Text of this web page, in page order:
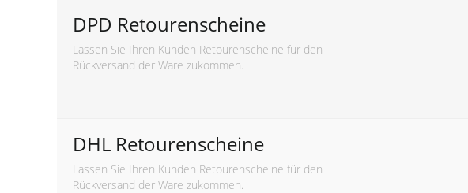
DPD Retourenscheine
Lassen Sie Ihren Kunden Retourenscheine für den
Rückversand der Ware zukommen.
DHL Retourenscheine
Lassen Sie Ihren Kunden Retourenscheine für den
Rückversand der Ware zukommen.